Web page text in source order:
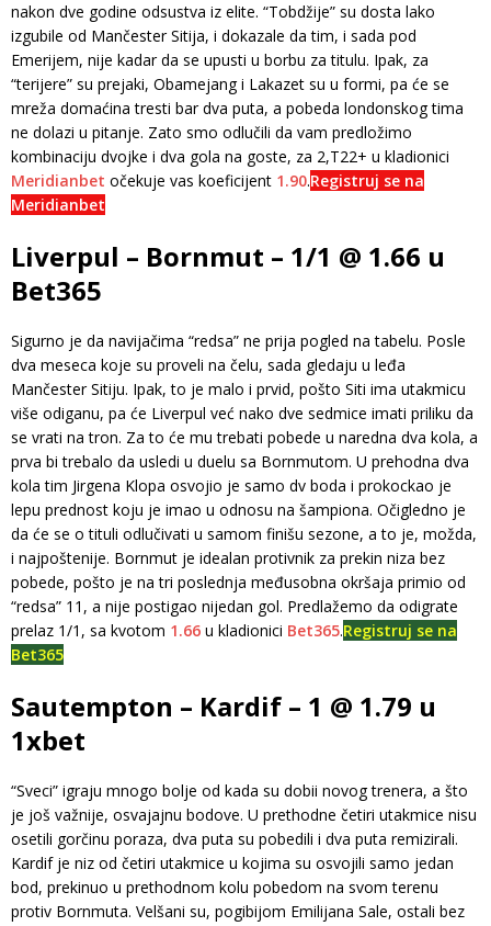
nakon dve godine odsustva iz elite. “Tobdžije” su dosta lako
izgubile od Mančester Sitija, i dokazale da tim, i sada pod
Emerijem, nije kadar da se upusti u borbu za titulu. Ipak, za
“terijere” su prejaki, Obamejang i Lakazet su u formi, pa će se
mreža domaćina tresti bar dva puta, a pobeda londonskog tima
ne dolazi u pitanje. Zato smo odlučili da vam predložimo
kombinaciju dvojke i dva gola na goste, za 2,T22+ u kladionici
Meridianbet očekuje vas koeficijent 1.90.Registruj se na
Meridianbet
Liverpul – Bornmut – 1/1 @ 1.66 u
Bet365
Sigurno je da navijačima “redsa” ne prija pogled na tabelu. Posle
dva meseca koje su proveli na čelu, sada gledaju u leđa
Mančester Sitiju. Ipak, to je malo i prvid, pošto Siti ima utakmicu
više odiganu, pa će Liverpul već nako dve sedmice imati priliku da
se vrati na tron. Za to će mu trebati pobede u naredna dva kola, a
prva bi trebalo da usledi u duelu sa Bornmutom. U prehodna dva
kola tim Jirgena Klopa osvojio je samo dv boda i prokockao je
lepu prednost koju je imao u odnosu na šampiona. Očigledno je
da će se o tituli odlučivati u samom finišu sezone, a to je, možda,
i najpoštenije. Bornmut je idealan protivnik za prekin niza bez
pobede, pošto je na tri poslednja međusobna okršaja primio od
“redsa” 11, a nije postigao nijedan gol. Predlažemo da odigrate
prelaz 1/1, sa kvotom 1.66 u kladionici Bet365.Registruj se na
Bet365
Sautempton – Kardif – 1 @ 1.79 u
1xbet
“Sveci” igraju mnogo bolje od kada su dobii novog trenera, a što
je još važnije, osvajajnu bodove. U prethodne četiri utakmice nisu
osetili gorčinu poraza, dva puta su pobedili i dva puta remizirali.
Kardif je niz od četiri utakmice u kojima su osvojili samo jedan
bod, prekinuo u prethodnom kolu pobedom na svom terenu
protiv Bornmuta. Velšani su, pogibijom Emilijana Sale, ostali bez